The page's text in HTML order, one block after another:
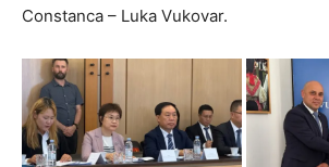
Constanca – Luka Vukovar.